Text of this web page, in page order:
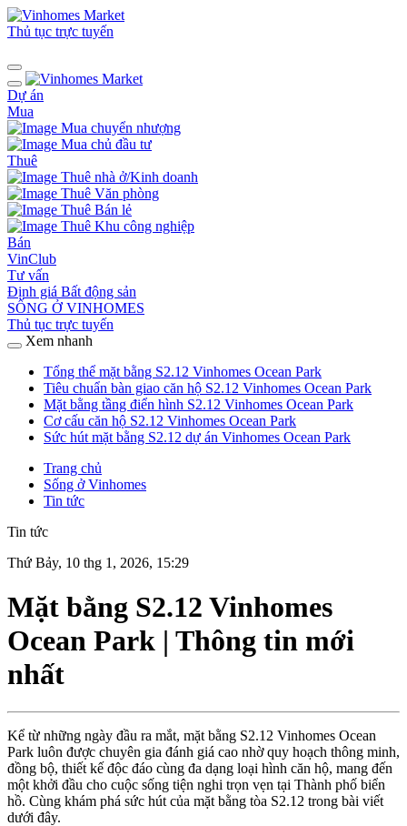
Thủ tục trực tuyến
Dự án
Mua
Mua chuyển nhượng
Mua chủ đầu tư
Thuê
Thuê nhà ở/Kinh doanh
Thuê Văn phòng
Thuê Bán lẻ
Thuê Khu công nghiệp
Bán
VinClub
Tư vấn
Định giá Bất động sản
SỐNG Ở VINHOMES
Thủ tục trực tuyến
Xem nhanh
Tổng thể mặt bằng S2.12 Vinhomes Ocean Park
Tiêu chuẩn bàn giao căn hộ S2.12 Vinhomes Ocean Park
Mặt bằng tầng điển hình S2.12 Vinhomes Ocean Park
Cơ cấu căn hộ S2.12 Vinhomes Ocean Park
Sức hút mặt bằng S2.12 dự án Vinhomes Ocean Park
Trang chủ
Sống ở Vinhomes
Tin tức
Tin tức
Thứ Bảy, 10 thg 1, 2026, 15:29
Mặt bằng S2.12 Vinhomes
Ocean Park | Thông tin mới
nhất
Kể từ những ngày đầu ra mắt, mặt bằng S2.12 Vinhomes Ocean
Park luôn được chuyên gia đánh giá cao nhờ quy hoạch thông minh,
đồng bộ, thiết kế độc đáo cùng đa dạng loại hình căn hộ, mang đến
một khởi đầu cho cuộc sống tiện nghi trọn vẹn tại Thành phố biển
hồ. Cùng khám phá sức hút của mặt bằng tòa S2.12 trong bài viết
dưới đây.